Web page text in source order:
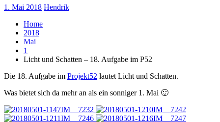
1. Mai 2018 Hendrik
Home
2018
Mai
1
Licht und Schatten – 18. Aufgabe im P52
Die 18. Aufgabe im Projekt52 lautet Licht und Schatten.
Was bietet sich da mehr an als ein sonniger 1. Mai 🙂